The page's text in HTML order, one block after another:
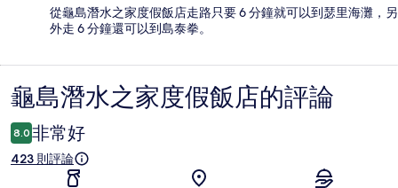
從龜島潛水之家度假飯店走路只要 6 分鐘就可以到瑟里海灘，另
外走 6 分鐘還可以到島泰拳。
評
論
龜島潛水之家度假飯店的評論
8.0 非常好
423 則評論